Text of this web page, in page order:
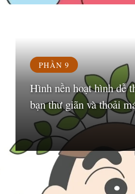
PHẦN 9
Hình nền hoạt hình dễ
bạn thư giãn và thoải